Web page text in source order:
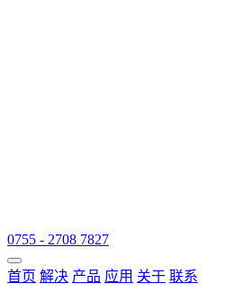
0755 - 2708 7827
首页 解决 产品 应用 关于 联系